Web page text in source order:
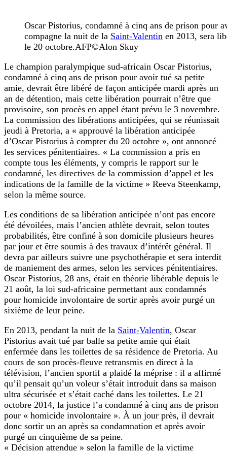
Oscar Pistorius, condamné à cinq ans de prison pour
compagne la nuit de la Saint-Valentin en 2013, sera
le 20 octobre.AFP©Alon Skuy
Le champion paralympique sud-africain Oscar Pistorius,
condamné à cinq ans de prison pour avoir tué sa petite
amie, devrait être libéré de façon anticipée mardi après un
an de détention, mais cette libération pourrait n’être que
provisoire, son procès en appel étant prévu le 3 novembre.
La commission des libérations anticipées, qui se réunissait
jeudi à Pretoria, a « approuvé la libération anticipée
d’Oscar Pistorius à compter du 20 octobre », ont annoncé
les services pénitentiaires. « La commission a pris en
compte tous les éléments, y compris le rapport sur le
condamné, les directives de la commission d’appel et les
indications de la famille de la victime » Reeva Steenkamp,
selon la même source.
Les conditions de sa libération anticipée n’ont pas encore
été dévoilées, mais l’ancien athlète devrait, selon toutes
probabilités, être confiné à son domicile plusieurs heures
par jour et être soumis à des travaux d’intérêt général. Il
devra par ailleurs suivre une psychothérapie et sera interdit
de maniement des armes, selon les services pénitentiaires.
Oscar Pistorius, 28 ans, était en théorie libérable depuis le
21 août, la loi sud-africaine permettant aux condamnés
pour homicide involontaire de sortir après avoir purgé un
sixième de leur peine.
En 2013, pendant la nuit de la Saint-Valentin, Oscar
Pistorius avait tué par balle sa petite amie qui était
enfermée dans les toilettes de sa résidence de Pretoria. Au
cours de son procès-fleuve retransmis en direct à la
télévision, l’ancien sportif a plaidé la méprise : il a affirmé
qu’il pensait qu’un voleur s’était introduit dans sa maison
ultra sécurisée et s’était caché dans les toilettes. Le 21
octobre 2014, la justice l’a condamné à cinq ans de prison
pour « homicide involontaire ». À un jour près, il devrait
donc sortir un an après sa condamnation et après avoir
purgé un cinquième de sa peine.
« Décision attendue » selon la famille de la victime